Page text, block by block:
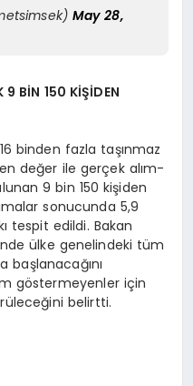
May 28,
9 BİN 150 KİŞİDEN
binden fazla taşınmaz
değer ile gerçek alım-
9 bin 150 kişiden
sonucunda 5,9
tespit edildi. Bakan
ülke genelindeki tüm
başlanacağını
göstermeyenler için
belirtti.